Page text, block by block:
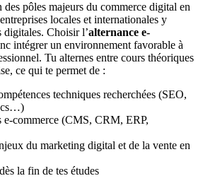
pôles majeurs du commerce digital en
locales et internationales y
digitales. Choisir l’alternance e-
intégrer un environnement favorable à
Tu alternes entre cours théoriques
ce qui te permet de :
techniques recherchées (SEO,
e-commerce (CMS, CRM, ERP,
du marketing digital et de la vente en
la fin de tes études